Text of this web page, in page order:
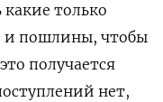
только
и пошлины, чтобы
получается
нет,